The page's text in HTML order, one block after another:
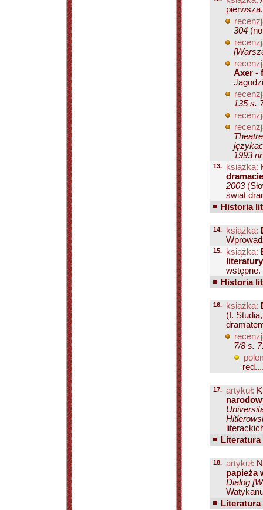
304
Axer -
135 s.
1993
13. książka:
2003
świat
Historia
14. książka:
15. książka:
Historia
16. książka:
(I.
7/8 s.
17. artykuł:
Literatura
18. artykuł:
papieża
Dialog
Literatura